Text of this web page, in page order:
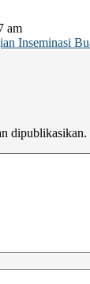
am
Inseminasi
dipublikasikan.